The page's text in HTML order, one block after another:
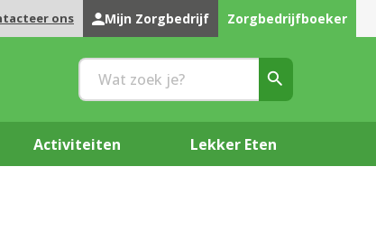
ons Mijn Zorgbedrijf Zorgbedrijfboeker
Activiteiten Lekker Eten